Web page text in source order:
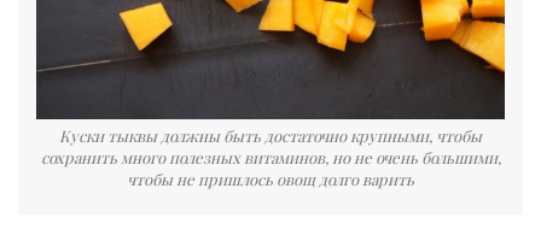
Куски тыквы должны быть достаточно крупными, чтобы
сохранить много полезных витаминов, но не очень большими,
чтобы не пришлось овощ долго варить